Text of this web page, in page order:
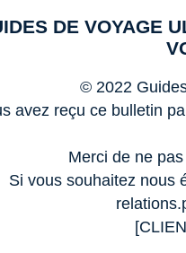
DE VOYAGE
© 2022
avez reçu ce bulletin
Merci de ne
Si vous souhaitez nous